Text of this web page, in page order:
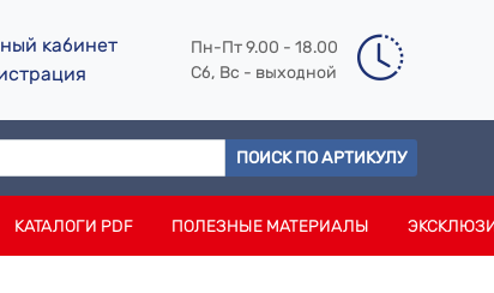
кабинет
Пн-Пт 9.00 - 18.00
Сб, Вс - выходной
ПОИСК ПО АРТИКУЛУ
КАТАЛОГИ PDF ПОЛЕЗНЫЕ МАТЕРИАЛЫ